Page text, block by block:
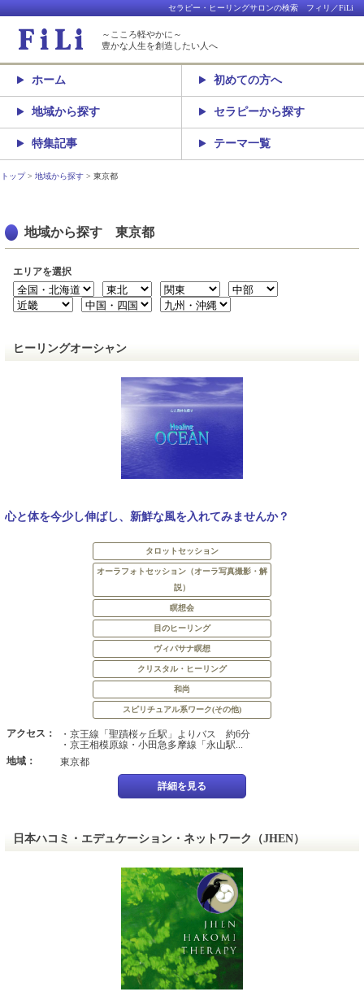
セラピー・ヒーリングサロンの検索 フィリ／FiLi
～こころ軽やかに～
豊かな人生を創造したい人へ
ホーム 初めての方へ
地域から探す セラピーから探す
特集記事 テーマ一覧
トップ 地域から探す 東京都
地域から探す 東京都
エリアを選択
ヒーリングオーシャン
心と体を今少し伸ばし、新鮮な風を入れてみませんか？
タロットセッション
オーラフォトセッション（オーラ写真撮影・解
説）
瞑想会
目のヒーリング
ヴィパサナ瞑想
クリスタル・ヒーリング
和尚
スピリチュアル系ワーク(その他)
アクセス：
・京王線「聖蹟桜ヶ丘駅」よりバス 約6分
・京王相模原線・小田急多摩線「永山駅...
地域：
東京都
詳細を見る
日本ハコミ・エデュケーション・ネットワーク（JHEN）